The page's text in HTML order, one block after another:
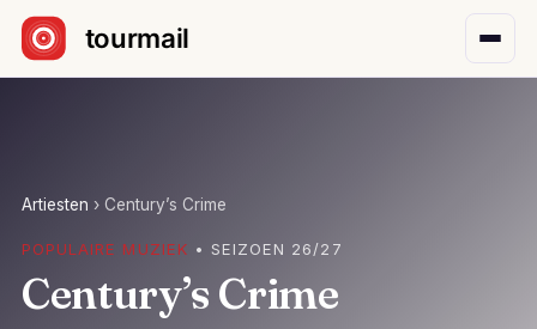
Sla navigatie over
Artiesten › Century’s Crime
POPULAIRE MUZIEK • SEIZOEN 26/27
Century’s Crime